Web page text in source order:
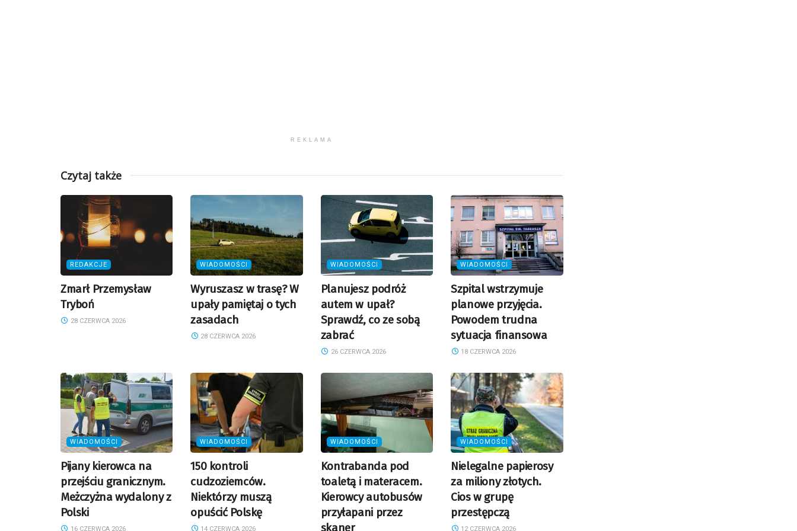
REKLAMA
Czytaj także
REDAKCJE
Zmarł Przemysław
Tryboń
28 CZERWCA 2026
WIADOMOŚCI
Wyruszasz w trasę? W
upały pamiętaj o tych
zasadach
28 CZERWCA 2026
WIADOMOŚCI
Planujesz podróż
autem w upał?
Sprawdź, co ze sobą
zabrać
26 CZERWCA 2026
WIADOMOŚCI
Szpital wstrzymuje
planowe przyjęcia.
Powodem trudna
sytuacja finansowa
18 CZERWCA 2026
WIADOMOŚCI
Pijany kierowca na
przejściu granicznym.
Meżczyżna wydalony z
Polski
16 CZERWCA 2026
WIADOMOŚCI
150 kontroli
cudzoziemców.
Niektórzy muszą
opuścić Polskę
14 CZERWCA 2026
WIADOMOŚCI
Kontrabanda pod
toaletą i materacem.
Kierowcy autobusów
przyłapani przez
skaner
WIADOMOŚCI
Nielegalne papierosy
za miliony złotych.
Cios w grupę
przestępczą
12 CZERWCA 2026